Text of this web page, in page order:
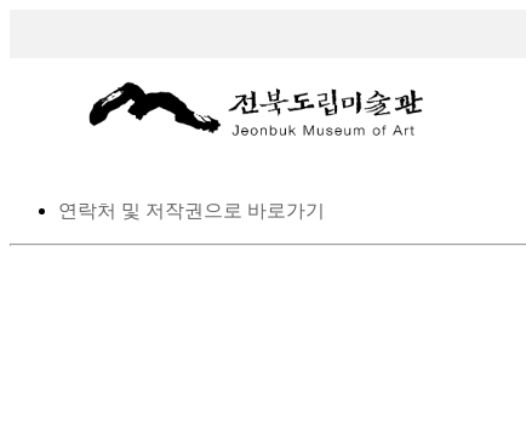
스킵 네비게이션
본문으로 바로가기
연락처 및 저작권으로 바로가기